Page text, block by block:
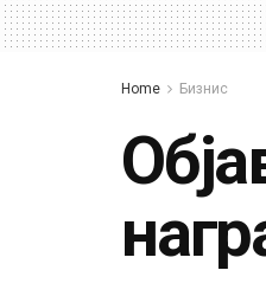
Home Бизнис